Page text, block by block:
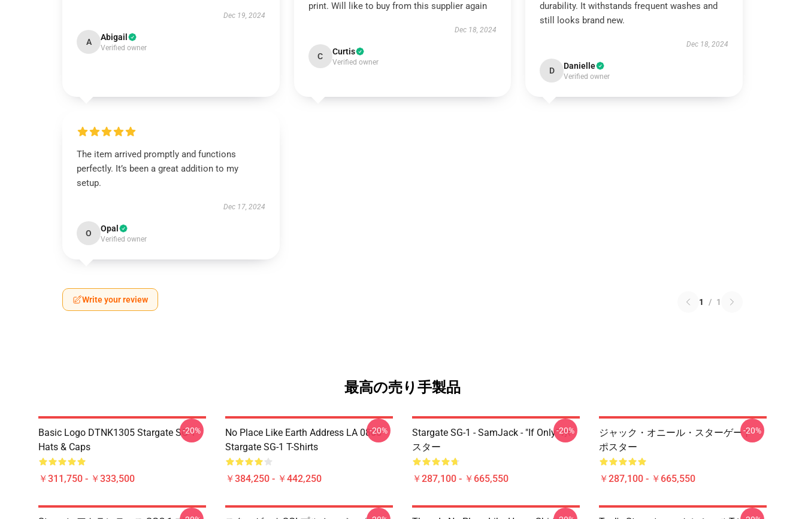
Dec 19, 2024
A Abigail
Verified owner
print. Will like to buy from this supplier again
Dec 18, 2024
C Curtis
Verified owner
durability. It withstands frequent washes and
still looks brand new.
Dec 18, 2024
D Danielle
Verified owner
The item arrived promptly and functions
perfectly. It’s been a great addition to my
setup.
Dec 17, 2024
O Opal
Verified owner
Write your review 1 / 1
最高の売り手製品
Basic Logo DTNK1305 Stargate SG-1
Hats & Caps
￥311,750 - ￥333,500
-20%
No Place Like Earth Address LA 0805
Stargate SG-1 T-Shirts
￥384,250 - ￥442,250
-20%
Stargate SG-1 - SamJack - "If Only" ポ
スター
￥287,100 - ￥665,550
-20%
ジャック・オニール・スターゲート・
ポスター
￥287,100 - ￥665,550
-20%